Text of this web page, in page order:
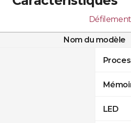
Nom du modèle
LED